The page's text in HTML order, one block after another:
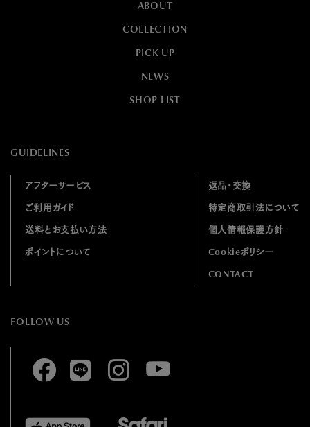
ABOUT
COLLECTION
PICK UP
NEWS
SHOP LIST
GUIDELINES
アフターサービス
ご利用ガイド
送料とお支払い方法
ポイントについて
返品・交換
特定商取引法について
個人情報保護方針
Cookieポリシー
CONTACT
FOLLOW US